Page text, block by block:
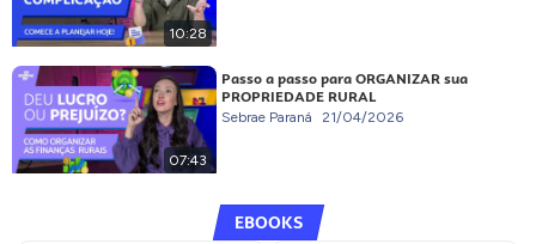
10:28
07:43
Passo a passo para ORGANIZAR sua
PROPRIEDADE RURAL
Sebrae Paraná 21/04/2026
EBOOKS